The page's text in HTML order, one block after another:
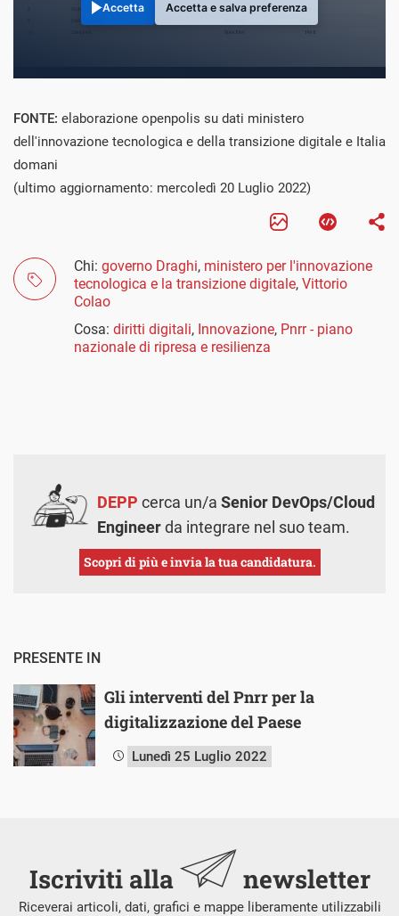
Accetta Accetta e salva preferenza
FONTE: elaborazione openpolis su dati ministero
dell'innovazione tecnologica e della transizione digitale e Italia
domani
(ultimo aggiornamento: mercoledì 20 Luglio 2022)
Chi: governo Draghi, ministero per l'innovazione
tecnologica e la transizione digitale, Vittorio
Colao
Cosa: diritti digitali, Innovazione, Pnrr - piano
nazionale di ripresa e resilienza
DEPP cerca un/a Senior DevOps/Cloud
Engineerda integrare nel suo team.
Scopri di più e invia la tua candidatura.
PRESENTE IN
Gli interventi del Pnrr per la
digitalizzazione del Paese
Lunedì 25 Luglio 2022
Iscriviti alla newsletter
Riceverai articoli, dati, grafici e mappe liberamente utilizzabili